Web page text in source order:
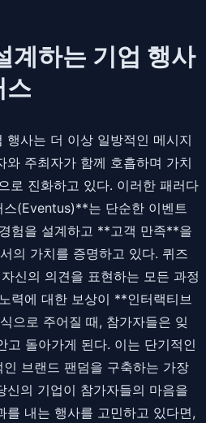
계하는 기업 행사
스
행사는 더 이상 일방적인 메시지
와 주최자가 함께 호흡하며 가치
로 진화하고 있다. 이러한 패러다
(Eventus)**는 단순한 이벤트
험을 설계하고 **고객 만족**을
의 가치를 증명하고 있다. 퀴즈
신의 의견을 표현하는 모든 과정
력에 대한 보상이 **인터랙티브
으로 주어질 때, 참가자들은 잊
고 돌아가게 된다. 이는 단기적인
브랜드 팬덤을 구축하는 가장
신의 기업이 참가자들의 마음을
를 내는 행사를 고민하고 있다면,